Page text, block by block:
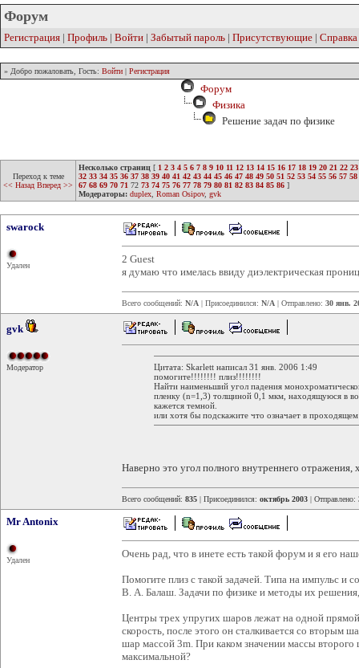
Форум
Регистрация | Профиль | Войти | Забытый пароль | Присутствующие | Справка
» Добро пожаловать, Гость: Войти | Регистрация
Форум
Физика
Решение задач по физике
Переход к теме
<< Назад Вперед >>
Несколько страниц [ 1 2 3 4 5 6 7 8 9 10 11 12 13 14 15 16 17 18 19 20 21 22 23
32 33 34 35 36 37 38 39 40 41 42 43 44 45 46 47 48 49 50 51 52 53 54 55 56 57 58
67 68 69 70 71 72 73 74 75 76 77 78 79 80 81 82 83 84 85 86 ]
Модераторы: duplex Roman Osipov, gvk
swarock
Удален
2 Guest
я думаю что имелась ввиду диэлектрическая
Всего сообщений: N/A | Присоединился: N/A | Отправлено: 30 янв.
gvk
Модератор
Цитата: Skarlett написал 31 янв. 2006 1:49
помогите!!!!!!!! плиз!!!!!!!!
Найти наименьший угол падения
пленку (n=1,3) толщиной 0,1 мкм, находящуюся в
кажется темной.
или хотя бы подскажите что означает в проходящем
Наверно это угол полного внутреннего отражения,
Всего сообщений: 835 | Присоединился: октябрь 2003 | Отправлено:
Mr Antonix
Удален
Очень рад, что в инете есть такой форум и я его
Помогите плиз с такой задачей. Типа на импульс и
В. А. Балаш. Задачи по физике и методы их
Центры трех упругих шаров лежат на одной
скорость, после этого он сталкивается со вторым
шар массой 3m. При каком значении массы второго
максимальной?